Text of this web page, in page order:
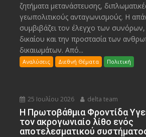
ζητήματα μετανάστευσης,
γεωπολιτικούς ανταγωνισμούς. Η
συμβιβάζει τον έλεγχο των συνόρων,
δικαίου και την προστασία των
δικαιωμάτων. Από...
Αναλύσεις Διεθνή Θέματα Πολιτική
25 Ιουλίου 2026 delta team
Η Πρωτοβάθμια Φροντίδα
τον ακρογωνιαίο λίθο ενός
αποτελεσματικού